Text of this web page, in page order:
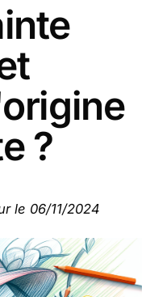
?
le 06/11/2024